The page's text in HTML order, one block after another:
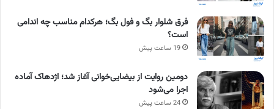
فرق شلوار بگ و فول بگ؛ هرکدام مناسب چه اندامی
است؟
19 ساعت پیش
دومین روایت از بیضایی‌خوانی آغاز شد؛ اژدهاک آماده
اجرا می‌شود
24 ساعت پیش